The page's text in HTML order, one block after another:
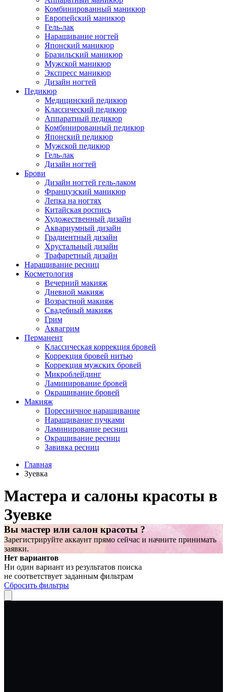
Комбинированный маникюр
Европейский маникюр
Гель-лак
Наращивание ногтей
Японский маникюр
Бразильский маникюр
Мужской маникюр
Экспресс маникюр
Дизайн ногтей
Педикюр
Медицинский педикюр
Классический педикюр
Аппаратный педикюр
Комбинированный педикюр
Японский педикюр
Мужской педикюр
Гель-лак
Дизайн ногтей
Брови
Дизайн ногтей гель-лаком
Французский маникюр
Лепка на ногтях
Китайская роспись
Художественный дизайн
Аквариумный дизайн
Градиентный дизайн
Хрустальный дизайн
Трафаретный дизайн
Наращивание ресниц
Косметология
Вечерний макияж
Дневной макияж
Возрастной макияж
Свадебный макияж
Грим
Аквагрим
Перманент
Классическая коррекция бровей
Коррекция бровей нитью
Коррекция мужских бровей
Микроблейдинг
Ламинирование бровей
Окрашивание бровей
Макияж
Поресничное наращивание
Наращивание пучками
Ламинирование ресниц
Окрашивание ресниц
Завивка ресниц
Главная
Зуевка
Мастера и салоны красоты в
Зуевке
Вы мастер или салон красоты ?
Зарегистрируйте аккаунт прямо сейчас и начните принимать
заявки.
Нет вариантов
Ни один вариант из результатов поиска
не соответствует заданным фильтрам
Сбросить фильтры